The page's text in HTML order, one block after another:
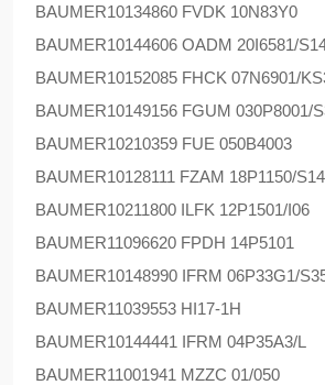
BAUMER10134860 FVDK 10N83Y0
BAUMER10144606 OADM 20I6581/
BAUMER10152085 FHCK 07N6901/
BAUMER10149156 FGUM 030P8001/
BAUMER10210359 FUE 050B4003
BAUMER10128111 FZAM 18P1150/S14
BAUMER10211800 ILFK 12P1501/I06
BAUMER11096620 FPDH 14P5101
BAUMER10148990 IFRM 06P33G1/
BAUMER11039553 HI17-1H
BAUMER10144441 IFRM 04P35A3/L
BAUMER11001941 MZZC 01/050